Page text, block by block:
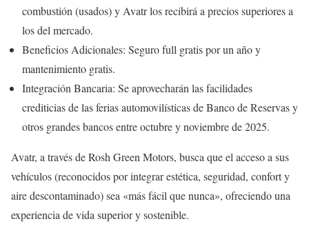
combustión (usados) y Avatr los recibirá a precios superiores a
los del mercado.
Beneficios Adicionales: Seguro full gratis por un año y
mantenimiento gratis.
Integración Bancaria: Se aprovecharán las facilidades
crediticias de las ferias automovilísticas de Banco de Reservas y
otros grandes bancos entre octubre y noviembre de 2025.
Avatr, a través de Rosh Green Motors, busca que el acceso a sus
vehículos (reconocidos por integrar estética, seguridad, confort y
aire descontaminado) sea «más fácil que nunca», ofreciendo una
experiencia de vida superior y sostenible.